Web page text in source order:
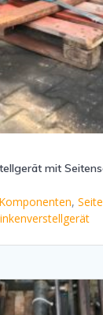
mit
Komponenten,